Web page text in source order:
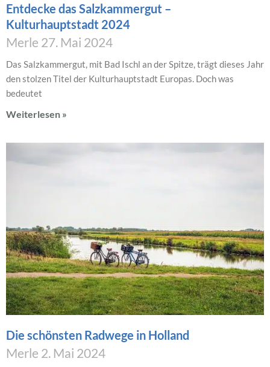
Entdecke das Salzkammergut –
Kulturhauptstadt 2024
Merle 27. Mai 2024
Das Salzkammergut, mit Bad Ischl an der Spitze, trägt dieses Jahr
den stolzen Titel der Kulturhauptstadt Europas. Doch was
bedeutet
Weiterlesen »
Die schönsten Radwege in Holland
Merle 2. Mai 2024